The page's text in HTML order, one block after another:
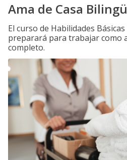
Ama de Casa
El curso de Habilidades
preparará para trabajar como
completo.